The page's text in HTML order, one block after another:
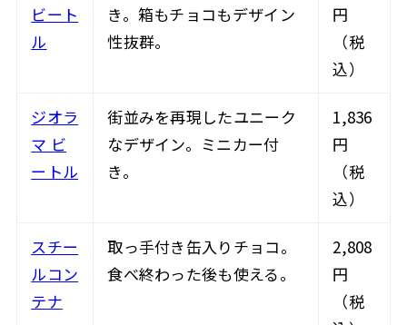
ビート
ル
き。箱もチョコもデザイン
性抜群。
円
（税
込）
ジオラ
マ ビ
ートル
街並みを再現したユニーク
なデザイン。ミニカー付
き。
1,836
円
（税
込）
スチー
ルコン
テナ
取っ手付き缶入りチョコ。
食べ終わった後も使える。
2,808
円
（税